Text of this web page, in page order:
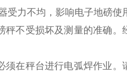
力不均，影响电子地磅使
秤不受损坏及测量的准确
在秤台进行电弧焊作业